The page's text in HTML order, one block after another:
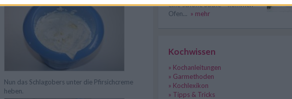
Nun das Schlagobers unter die Pfirsichcreme
heben.
eine schöne Sache – kommen
Ofen... » mehr
Kochwissen
» Kochanleitungen
» Garmethoden
» Kochlexikon
» Tipps & Tricks